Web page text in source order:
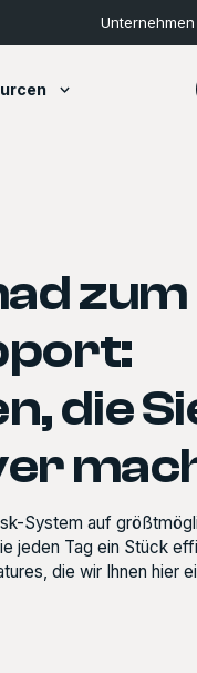
Unternehmen
die
System auf
jeden Tag ein Stück
die wir Ihnen hier